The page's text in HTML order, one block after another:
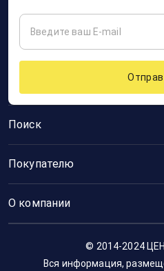
Поиск
Покупателю
О компании
© 2014-2024
Вся информация,